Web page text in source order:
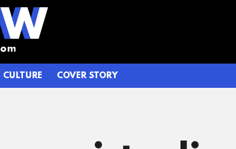
CULTURE COVER STORY